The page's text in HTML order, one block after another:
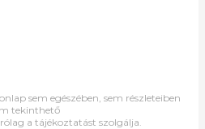
sem egészében, sem részleteiben
tekinthető
a tájékoztatást szolgálja.